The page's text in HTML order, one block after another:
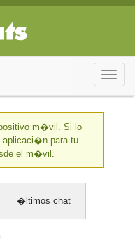
Toggle
m�vil. Si lo
aplicaci�n para tu
el m�vil.
�ltimos chat